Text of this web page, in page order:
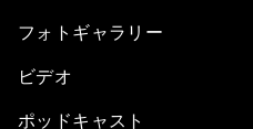
フォトギャラリー
ビデオ
ポッドキャスト